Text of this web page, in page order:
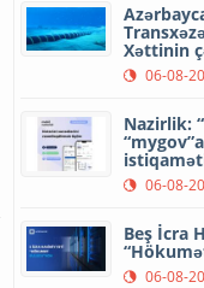
Xəttinin
06-08-
Nazirlik:
06-08-
Beş İcra
06-08-